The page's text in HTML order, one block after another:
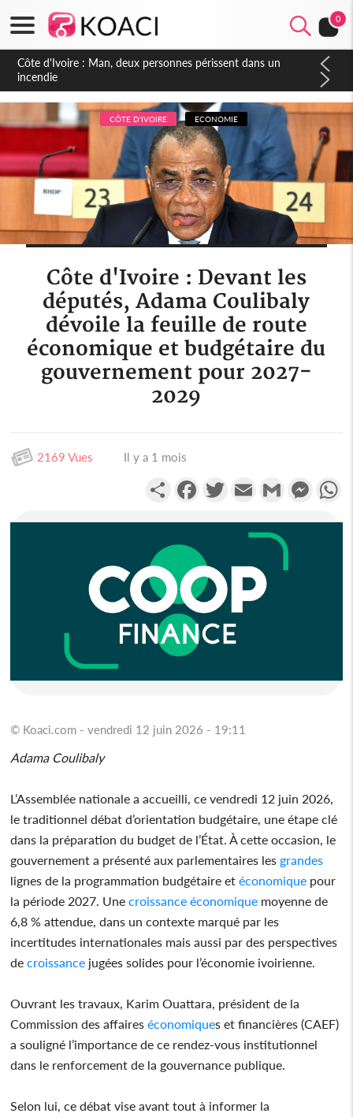
0
Côte d'Ivoire : Séileu, la célébration de la fête nationale
transformée en vaste campagne contre les produits
dépigmentants dangereux
CÔTE D'IVOIRE ECONOMIE
Côte d'Ivoire : Devant les
députés, Adama Coulibaly
dévoile la feuille de route
économique et budgétaire du
gouvernement pour 2027-
2029
2169 Vues Il y a 1 mois
PartagerFacebookTwitterEmail Gmail
© Koaci.com - vendredi 12 juin 2026 - 19:11
Adama Coulibaly
L’Assemblée nationale a accueilli, ce vendredi 12 juin 2026,
le traditionnel débat d’orientation budgétaire, une étape clé
dans la préparation du budget de l’État. À cette occasion, le
gouvernement a présenté aux parlementaires les grandes
lignes de la programmation budgétaire et économique pour
la période 2027. Une croissance économique moyenne de
6,8 % attendue, dans un contexte marqué par les
incertitudes internationales mais aussi par des perspectives
de croissance jugées solides pour l’économie ivoirienne.
Ouvrant les travaux, Karim Ouattara, président de la
Commission des affaires économiques et financières (CAEF)
a souligné l’importance de ce rendez-vous institutionnel
dans le renforcement de la gouvernance publique.
Selon lui, ce débat vise avant tout à informer la